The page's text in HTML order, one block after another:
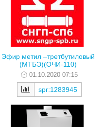
Эфир метил –третбутиловый
(МТБЭ)(ОЧИ-110)
01.10.2020 07:15
spr:1283945